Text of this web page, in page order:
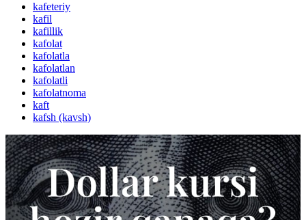
kafeteriy
kafil
kafillik
kafolat
kafolatla
kafolatlan
kafolatli
kafolatnoma
kaft
kafsh (kavsh)